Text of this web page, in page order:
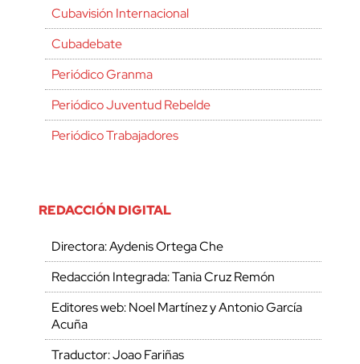
Cubavisión Internacional
Cubadebate
Periódico Granma
Periódico Juventud Rebelde
Periódico Trabajadores
REDACCIÓN DIGITAL
Directora: Aydenis Ortega Che
Redacción Integrada: Tania Cruz Remón
Editores web: Noel Martínez y Antonio García
Acuña
Traductor: Joao Fariñas